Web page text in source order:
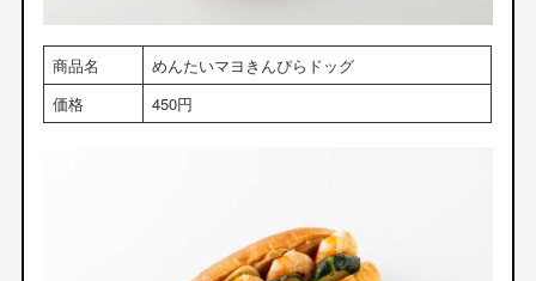
商品名
めんたいマヨきんぴらドッグ
価格
450円